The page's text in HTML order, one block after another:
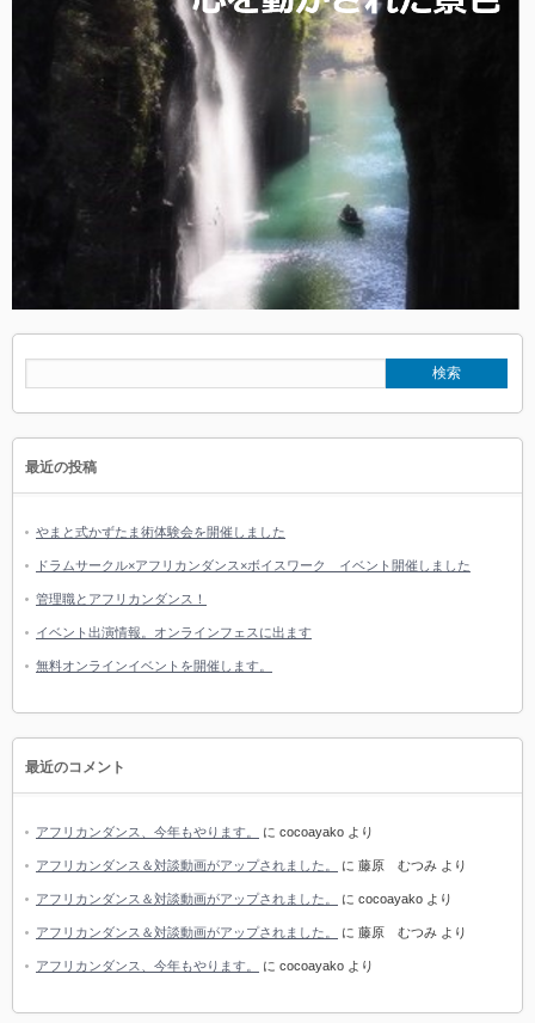
最近の投稿
やまと式かずたま術体験会を開催しました
ドラムサークル×アフリカンダンス×ボイスワーク イベント開催しました
管理職とアフリカンダンス！
イベント出演情報。オンラインフェスに出ます
無料オンラインイベントを開催します。
最近のコメント
アフリカンダンス、今年もやります。 に cocoayako より
アフリカンダンス＆対談動画がアップされました。 に 藤原 むつみ より
アフリカンダンス＆対談動画がアップされました。 に cocoayako より
アフリカンダンス＆対談動画がアップされました。 に 藤原 むつみ より
アフリカンダンス、今年もやります。 に cocoayako より